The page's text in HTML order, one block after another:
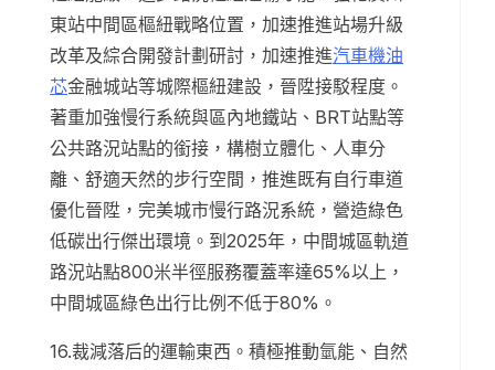
東站中間區樞紐戰略位置，加速推進站場升級
改革及綜合開發計劃研討，加速推進汽車機油
芯金融城站等城際樞紐建設，晉陞接駁程度。
著重加強慢行系統與區內地鐵站、BRT站點等
公共路況站點的銜接，構樹立體化、人車分
離、舒適天然的步行空間，推進既有自行車道
優化晉陞，完美城市慢行路況系統，營造綠色
低碳出行傑出環境。到2025年，中間城區軌道
路況站點800米半徑服務覆蓋率達65%以上，
中間城區綠色出行比例不低于80%。
16.裁減落后的運輸東西。積極推動氫能、自然